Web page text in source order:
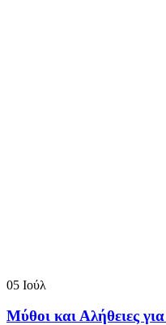
05 Ιούλ
Μύθοι και Αλήθειες